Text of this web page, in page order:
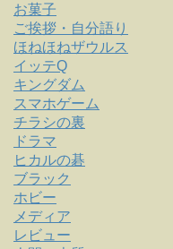
お菓子
ご挨拶・自分語り
ほねほねザウルス
イッテQ
キングダム
スマホゲーム
チラシの裏
ドラマ
ヒカルの碁
ブラック
ホビー
メディア
レビュー